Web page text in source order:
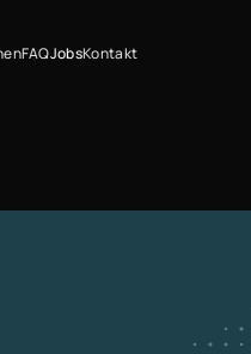
FAQJobsKontakt